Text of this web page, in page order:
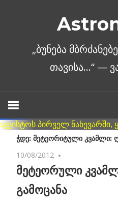
ᲭᲓᲔ: ᲛᲔᲢᲔᲝᲠᲘᲢᲣᲚᲘ ᲙᲕᲐᲛᲚᲘ:
10/08/2012
მეტეორული
გამოცანა